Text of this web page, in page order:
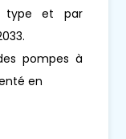
type et par
pompes à
en